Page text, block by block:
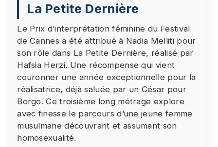
placement de cookies par le fournisseur de la
redirigé(e). Étant donné votre refus du dépôt de
cookies que vous avez exprimé, afin de
respecter votre choix, nous avons bloqué la
lecture de cette vidéo. Si vous souhaitez
continuer et lire la vidéo, vous devez nous
donner votre consentement en cliquant sur le
bouton ci-dessous.
J'accepte - Lancer la vidéo
La Petite Dernière
Le Prix d’interprétation féminine du Festival
de Cannes a été attribué à Nadia Melliti pour
son rôle dans La Petite Dernière, réalisé par
Hafsia Herzi. Une récompense qui vient
couronner une année exceptionnelle pour la
réalisatrice, déjà saluée par un César pour
Borgo. Ce troisième long métrage explore
avec finesse le parcours d’une jeune femme
musulmane découvrant et assumant son
homosexualité.